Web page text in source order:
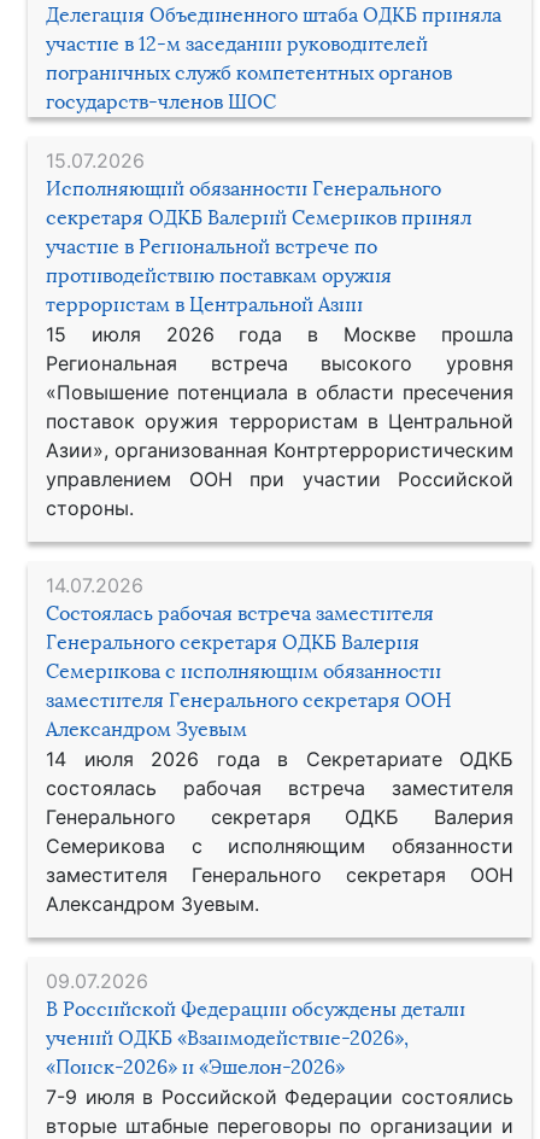
Делегация Объединенного штаба ОДКБ приняла
участие в 12-м заседании руководителей
пограничных служб компетентных органов
государств-членов ШОС
15.07.2026
Исполняющий обязанности Генерального
секретаря ОДКБ Валерий Семериков принял
участие в Региональной встрече по
противодействию поставкам оружия
террористам в Центральной Азии
15 июля 2026 года в Москве прошла
Региональная встреча высокого уровня
«Повышение потенциала в области пресечения
поставок оружия террористам в Центральной
Азии», организованная Контртеррористическим
управлением ООН при участии Российской
стороны.
14.07.2026
Состоялась рабочая встреча заместителя
Генерального секретаря ОДКБ Валерия
Семерикова с исполняющим обязанности
заместителя Генерального секретаря ООН
Александром Зуевым
14 июля 2026 года в Секретариате ОДКБ
состоялась рабочая встреча заместителя
Генерального секретаря ОДКБ Валерия
Семерикова с исполняющим обязанности
заместителя Генерального секретаря ООН
Александром Зуевым.
09.07.2026
В Российской Федерации обсуждены детали
учений ОДКБ «Взаимодействие-2026»,
«Поиск-2026» и «Эшелон-2026»
7-9 июля в Российской Федерации состоялись
вторые штабные переговоры по организации и